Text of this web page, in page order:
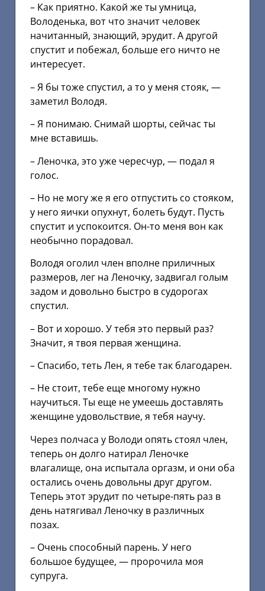
– Как приятно. Какой же ты умница,
Володенька, вот что значит человек
начитанный, знающий, эрудит. А другой
спустит и побежал, больше его ничто не
интересует.
– Я бы тоже спустил, а то у меня стояк, —
заметил Володя.
– Я понимаю. Снимай шорты, сейчас ты
мне вставишь.
– Леночка, это уже чересчур, — подал я
голос.
– Но не могу же я его отпустить со стояком,
у него яички опухнут, болеть будут. Пусть
спустит и успокоится. Он-то меня вон как
необычно порадовал.
Володя оголил член вполне приличных
размеров, лег на Леночку, задвигал голым
задом и довольно быстро в судорогах
спустил.
– Вот и хорошо. У тебя это первый раз?
Значит, я твоя первая женщина.
– Спасибо, теть Лен, я тебе так благодарен.
– Не стоит, тебе еще многому нужно
научиться. Ты еще не умеешь доставлять
женщине удовольствие, я тебя научу.
Через полчаса у Володи опять стоял член,
теперь он долго натирал Леночке
влагалище, она испытала оргазм, и они оба
остались очень довольны друг другом.
Теперь этот эрудит по четыре-пять раз в
день натягивал Леночку в различных
позах.
– Очень способный парень. У него
большое будущее, — пророчила моя
супруга.